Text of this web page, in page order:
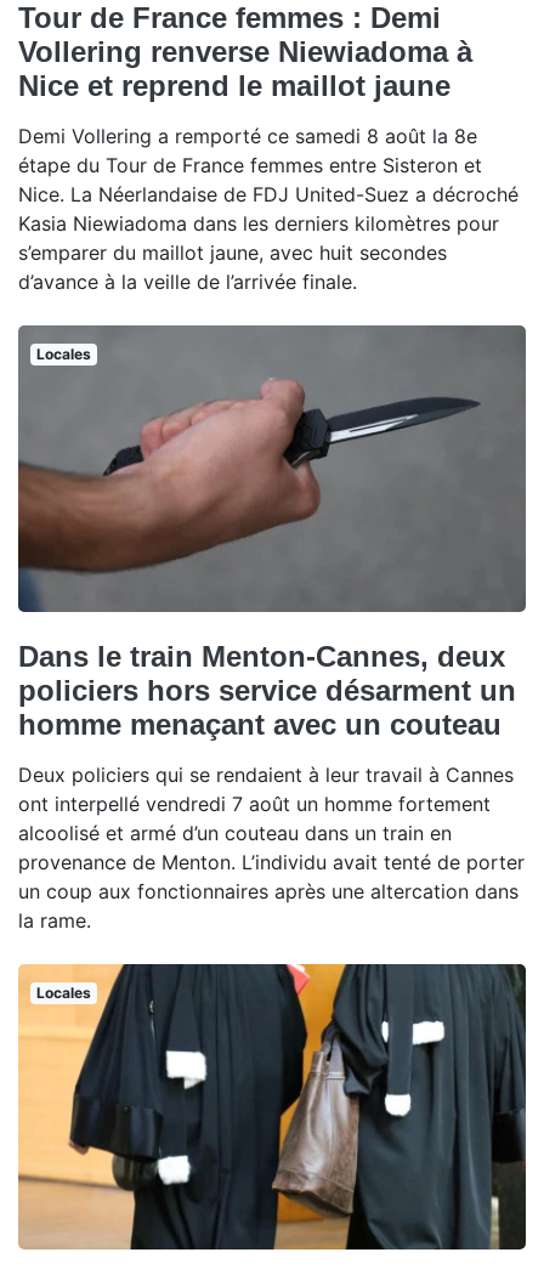
Tour de France femmes : Demi
Vollering renverse Niewiadoma à
Nice et reprend le maillot jaune
Demi Vollering a remporté ce samedi 8 août la 8e
étape du Tour de France femmes entre Sisteron et
Nice. La Néerlandaise de FDJ United-Suez a décroché
Kasia Niewiadoma dans les derniers kilomètres pour
s’emparer du maillot jaune, avec huit secondes
d’avance à la veille de l’arrivée finale.
Locales
Dans le train Menton-Cannes, deux
policiers hors service désarment un
homme menaçant avec un couteau
Deux policiers qui se rendaient à leur travail à Cannes
ont interpellé vendredi 7 août un homme fortement
alcoolisé et armé d’un couteau dans un train en
provenance de Menton. L’individu avait tenté de porter
un coup aux fonctionnaires après une altercation dans
la rame.
Locales